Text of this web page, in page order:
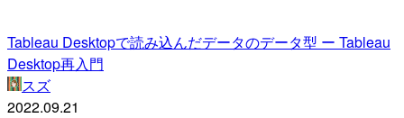
Tableau Desktopで読み込んだデータのデータ型 ー Tableau
Desktop再入門
スズ
2022.09.21